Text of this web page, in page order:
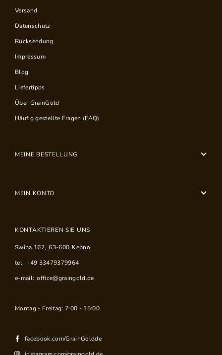
Versand
Datenschutz
Rücksendung
Impressum
Blog
Liefertipps
Über GrainGold
Häufig gestellte Fragen (FAQ)
MEINE BESTELLUNG
MEIN KONTO
KONTAKTIEREN SIE UNS
Swiba 162, 63-600 Kepno
tel. +49 33479379964
e-mail: office@graingold.de
Montag - Freitag: 7:00 - 15:00
facebook.com/GrainGoldde